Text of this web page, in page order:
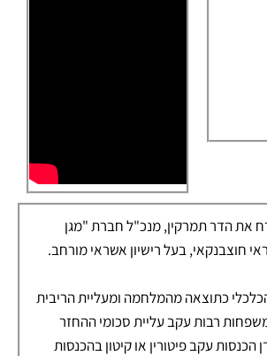
אני מארח את הדר תמרקין, מנכ"ל חברת "מגן
חוצבנקאי, בעל רישיון אשראי מורחב.
כתוצאה מהמלחמה ומעליית הריבית
רבות עקב עליית סכומי ההחזר
עקב פיטורין או קיטון בהכנסות